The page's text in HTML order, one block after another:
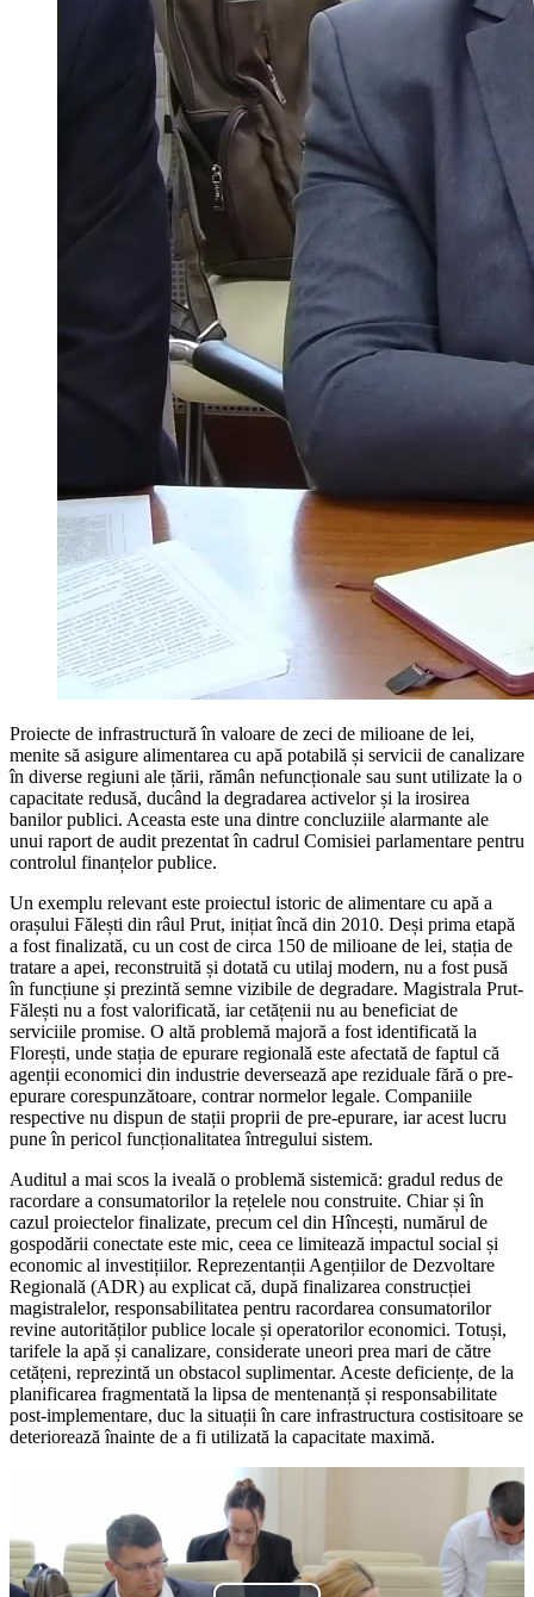
Proiecte de infrastructură în valoare de zeci de milioane de lei,
menite să asigure alimentarea cu apă potabilă și servicii de canalizare
în diverse regiuni ale țării, rămân nefuncționale sau sunt utilizate la o
capacitate redusă, ducând la degradarea activelor și la irosirea
banilor publici. Aceasta este una dintre concluziile alarmante ale
unui raport de audit prezentat în cadrul Comisiei parlamentare pentru
controlul finanțelor publice.
Un exemplu relevant este proiectul istoric de alimentare cu apă a
orașului Fălești din râul Prut, inițiat încă din 2010. Deși prima etapă
a fost finalizată, cu un cost de circa 150 de milioane de lei, stația de
tratare a apei, reconstruită și dotată cu utilaj modern, nu a fost pusă
în funcțiune și prezintă semne vizibile de degradare. Magistrala Prut-
Fălești nu a fost valorificată, iar cetățenii nu au beneficiat de
serviciile promise. O altă problemă majoră a fost identificată la
Florești, unde stația de epurare regională este afectată de faptul că
agenții economici din industrie deversează ape reziduale fără o pre-
epurare corespunzătoare, contrar normelor legale. Companiile
respective nu dispun de stații proprii de pre-epurare, iar acest lucru
pune în pericol funcționalitatea întregului sistem.
Auditul a mai scos la iveală o problemă sistemică: gradul redus de
racordare a consumatorilor la rețelele nou construite. Chiar și în
cazul proiectelor finalizate, precum cel din Hîncești, numărul de
gospodării conectate este mic, ceea ce limitează impactul social și
economic al investițiilor. Reprezentanții Agențiilor de Dezvoltare
Regională (ADR) au explicat că, după finalizarea construcției
magistralelor, responsabilitatea pentru racordarea consumatorilor
revine autorităților publice locale și operatorilor economici. Totuși,
tarifele la apă și canalizare, considerate uneori prea mari de către
cetățeni, reprezintă un obstacol suplimentar. Aceste deficiențe, de la
planificarea fragmentată la lipsa de mentenanță și responsabilitate
post-implementare, duc la situații în care infrastructura costisitoare se
deteriorează înainte de a fi utilizată la capacitate maximă.